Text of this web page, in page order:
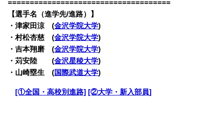
=====================================
【選手名（進学先/進路）】
・津家田涼 (金沢学院大学)
・村松杏慈 (金沢学院大学)
・吉本翔磨 (金沢学院大学)
・苅安陸 (金沢星稜大学)
・山崎塁生 (国際武道大学)
[①全国・高校別進路] [②大学・新入部員]